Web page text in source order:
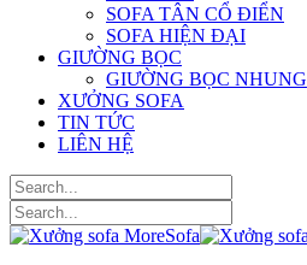
SOFA TÂN CỔ ĐIỂN
SOFA HIỆN ĐẠI
GIƯỜNG BỌC
GIƯỜNG BỌC NHUNG
XƯỞNG SOFA
TIN TỨC
LIÊN HỆ